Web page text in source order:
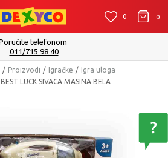
0 0 0
telefonom
011/715 98 40
Proizvodi Igračke
Igra uloga
BEST LUCK SIVACA MASINA BELA